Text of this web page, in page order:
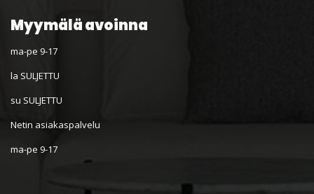
Myymälä avoinna
ma-pe 9-17
la SULJETTU
su SULJETTU
Netin asiakaspalvelu
ma-pe 9-17